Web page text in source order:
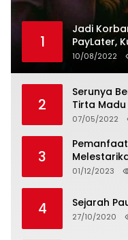
1
Jadi
PayLater,
10/08/2022
2
Serunya
Tirta
07/05/2022
3
01/12/2023
4 Sejarah
27/10/2020